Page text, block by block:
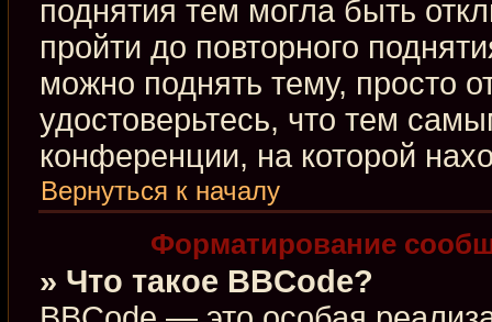
поднятия тем могла быть
пройти до повторного
можно поднять тему, просто
удостоверьтесь, что тем
конференции, на которой
Вернуться к началу
Форматирование
» Что такое BBCode?